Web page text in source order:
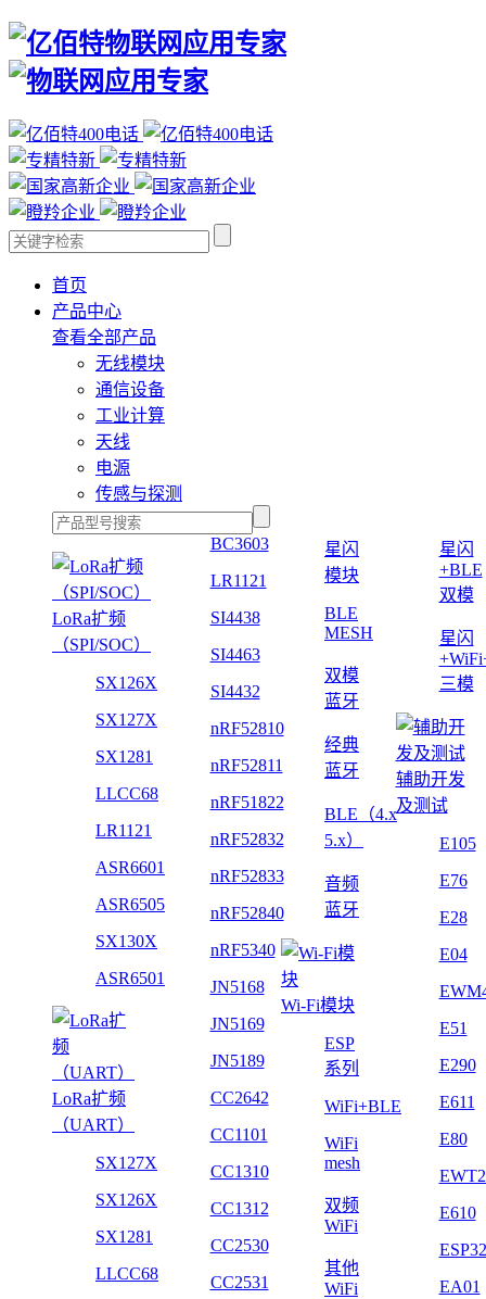
首页
产品中心
查看全部产品
无线模块
通信设备
工业计算
天线
电源
传感与探测
LoRa扩频
（SPI/SOC）
SX126X
SX127X
SX1281
LLCC68
LR1121
ASR6601
ASR6505
SX130X
ASR6501
LoRa扩频
（UART）
SX127X
SX126X
SX1281
LLCC68
BC3603
LR1121
SI4438
SI4463
SI4432
nRF52810
nRF52811
nRF51822
nRF52832
nRF52833
nRF52840
nRF5340
JN5168
JN5169
JN5189
CC2642
CC1101
CC1310
CC1312
CC2530
CC2531
星闪
模块
BLE
MESH
双模
蓝牙
经典
蓝牙
BLE（4.x
5.x）
音频
蓝牙
Wi-Fi模块
ESP
系列
WiFi+BLE
WiFi
mesh
双频
WiFi
其他
WiFi
星闪
+BLE
双模
星闪
三模
辅助开发
及测试
E105
E76
E28
E04
E51
E290
E611
E80
E610
ESP32
EA01